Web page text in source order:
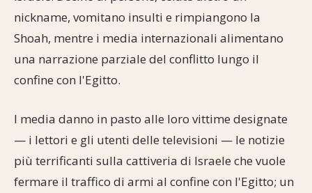
Umorismo e simpatia
10 comandamenti
Storia millenaria
Personaggi celebri
Sbirciamo Eretz Israel
Tanach
La Legge Orale
Il Talmud in italiano
Turismo in Italia
Parliamone
Netiquette
Scambio di link
nickname, vomitano insulti e rimpiangono la
Shoah, mentre i media internazionali alimentano
una narrazione parziale del conflitto lungo il
confine con l'Egitto.
I media danno in pasto alle loro vittime designate
— i lettori e gli utenti delle televisioni — le notizie
più terrificanti sulla cattiveria di Israele che vuole
fermare il traffico di armi al confine con l'Egitto; un